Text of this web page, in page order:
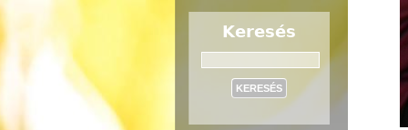
Keresés